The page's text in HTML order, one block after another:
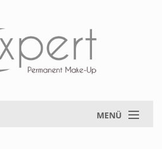
MENÜ